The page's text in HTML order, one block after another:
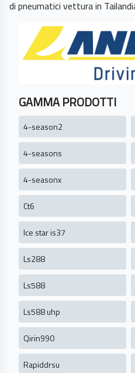
GAMMA PRODOTTI
4-season2
4-seasons
4-seasonx
Ct6
Ice star is37
Ls288
Ls588
Ls588 uhp
Qirin990
Rapiddrsu